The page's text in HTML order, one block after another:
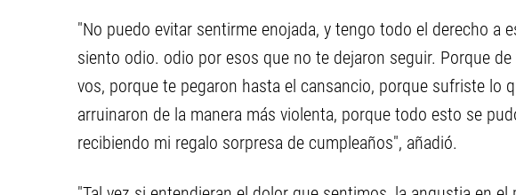
"No puedo evitar sentirme enojada, y tengo todo el derecho a
siento odio. odio por esos que no te dejaron seguir. Porque
vos, porque te pegaron hasta el cansancio, porque sufriste lo
arruinaron de la manera más violenta, porque todo esto se
recibiendo mi regalo sorpresa de cumpleaños", añadió.